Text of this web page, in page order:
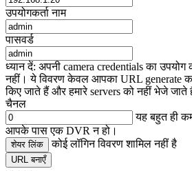
उपयोगकर्ता नाम
पासवर्ड
ध्यान दें: अपनी camera credentials का
नहीं। ये विवरण केवल आपका URL generate
किए जाते हैं और हमारे servers को नहीं भेजे जाते
चैनल
यह बहुत ही
आपके पास एक DVR न हो।
शेयर लिंक कोई लॉगिन विवरण शामिल नहीं है
URL बनाएँ